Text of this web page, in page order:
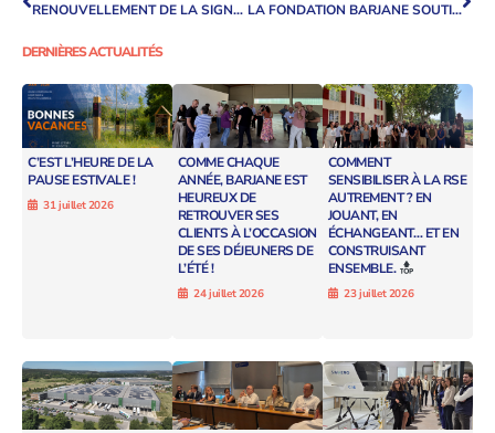
RENOUVELLEMENT DE LA SIGNATURE DE LA CHARTE DIVERSITÉ LA FONDATION BARJANE SOUTIENT LE FESTIVAL LES NUITS DU REAL 2024
DERNIÈRES ACTUALITÉS
C’EST L’HEURE DE LA
PAUSE ESTIVALE !
31 juillet 2026
COMME CHAQUE
ANNÉE, BARJANE EST
HEUREUX DE
RETROUVER SES
CLIENTS À L’OCCASION
DE SES DÉJEUNERS DE
L’ÉTÉ !
24 juillet 2026
COMMENT
SENSIBILISER À LA RSE
AUTREMENT ? EN
JOUANT, EN
ÉCHANGEANT… ET EN
CONSTRUISANT
ENSEMBLE.
23 juillet 2026